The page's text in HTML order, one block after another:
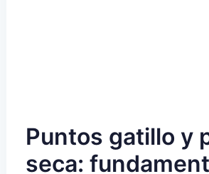
Puntos gatillo y
seca: